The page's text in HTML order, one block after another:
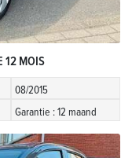
12 MOIS
08/2015
Garantie : 12 maand